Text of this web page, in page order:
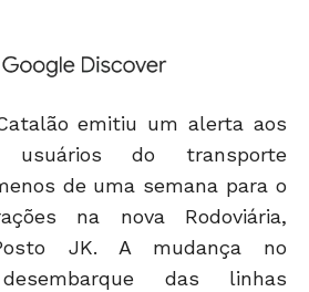
emitiu um alerta aos
usuários do transporte
de uma semana para o
na nova Rodoviária,
JK. A mudança no
das linhas